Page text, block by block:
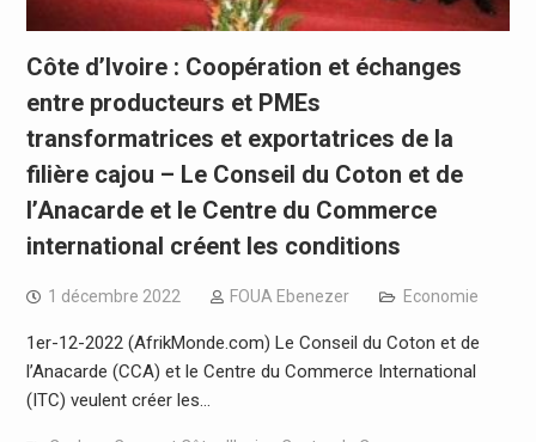
Côte d’Ivoire : Coopération et échanges
entre producteurs et PMEs
transformatrices et exportatrices de la
filière cajou – Le Conseil du Coton et de
l’Anacarde et le Centre du Commerce
international créent les conditions
1 décembre 2022 FOUA Ebenezer Economie
1er-12-2022 (AfrikMonde.com) Le Conseil du Coton et de
l’Anacarde (CCA) et le Centre du Commerce International
(ITC) veulent créer les…